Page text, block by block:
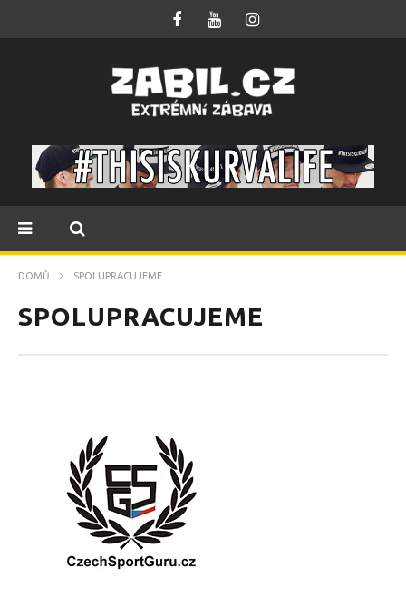
DOMŮ SPOLUPRACUJEME
SPOLUPRACUJEME